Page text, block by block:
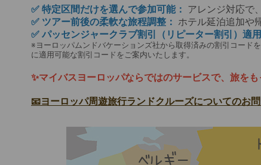
✅ 特定区間だけを選んで参加可能：
アレンジ対応で
✅ ツアー前後の柔軟な旅程調整：
ホテル延泊追加や
✅ パッセンジャークラブ割引（リピーター割引）適用
※ヨーロッパムンドバケーションズ社から取得済みの割引コード
に適用可能な割引コードをご案内いたします。
✨マイバスヨーロッパならではのサービスで、旅をも
📧ヨーロッパ周遊旅行ランドクルーズについてのお